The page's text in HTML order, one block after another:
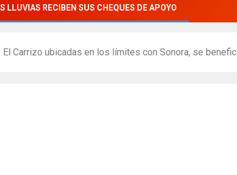
RECIBEN SUS CHEQUES DE APOYO
Carrizo ubicadas en los límites con Sonora, se